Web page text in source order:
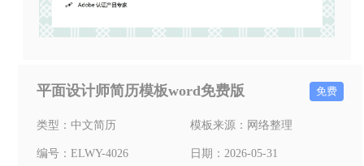
平面设计师简历模板word免费版 免费
类型：中文简历 模板来源： 网络整理
编号：ELWY-4026 日期： 2026-05-31